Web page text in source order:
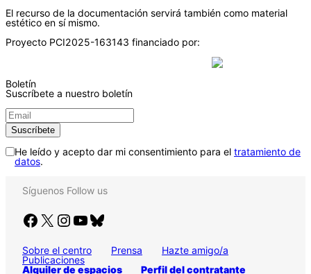
El recurso de la documentación servirá también como material
estético en sí mismo.
Proyecto PCI2025-163143 financiado por:
Boletín
Suscríbete a nuestro boletín
He leído y acepto dar mi consentimiento para el tratamiento de
datos.
Síguenos Follow us
Facebook X Instagram YouTube Bluesky
Sobre el centro Prensa
Hazte amigo/a
Publicaciones
Alquiler de espacios
Perfil del contratante